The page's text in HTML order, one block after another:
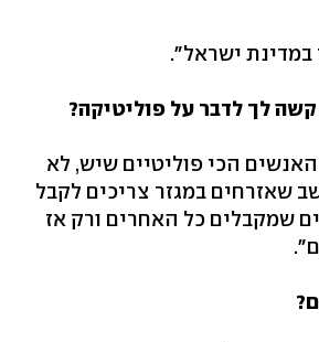
במדינת ישראל".
לך לדבר על פוליטיקה?
הכי פוליטיים שיש, לא
שאזרחים במגזר צריכים לקבל
שמקבלים כל האחרים ורק אז